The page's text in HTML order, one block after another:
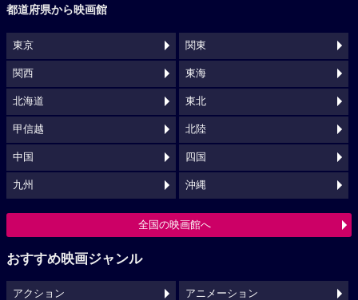
都道府県から映画館
東京 関東
関西 東海
北海道 東北
甲信越 北陸
中国 四国
九州 沖縄
全国の映画館へ
おすすめ映画ジャンル
アクション アニメーション